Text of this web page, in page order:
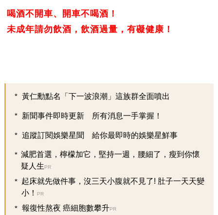
喝酒不開車、開車不喝酒！
未成年請勿飲酒，飲酒過量，有礙健康！
黃仁勳點名「下一波浪潮」這族群全面噴出
新聞事件即時更新 所有消息一手掌握！
追蹤訂閱娛樂星聞 給你最即時的娛樂星鮮事
減肥首選，檸檬加它，堅持一週，腰細了，瘦到你懷
疑人生PR
起床就先做件事，沒三天小腹就不見了! 肚子一天天變
小！
PR
報復性熬夜 癌細胞數攀升PR